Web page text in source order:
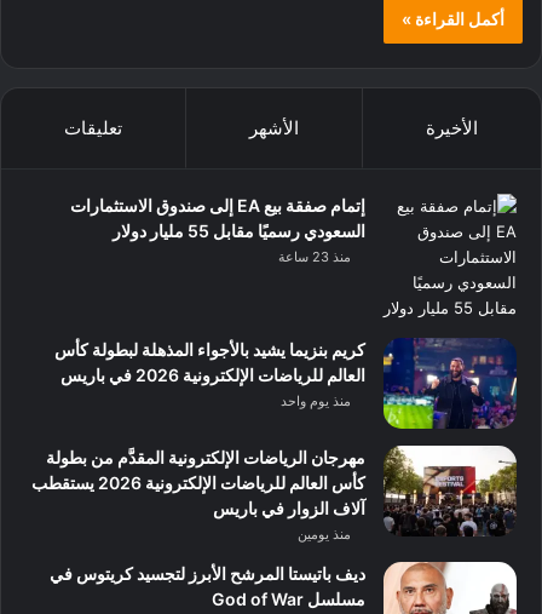
أكمل القراءة »
الأخيرة الأشهر تعليقات
إتمام صفقة بيع EA إلى صندوق الاستثمارات
السعودي رسميًا مقابل 55 مليار دولار
منذ 23 ساعة
كريم بنزيما يشيد بالأجواء المذهلة لبطولة كأس
العالم للرياضات الإلكترونية 2026 في باريس
منذ يوم واحد
مهرجان الرياضات الإلكترونية المقدَّم من بطولة
كأس العالم للرياضات الإلكترونية 2026 يستقطب
آلاف الزوار في باريس
منذ يومين
ديف باتيستا المرشح الأبرز لتجسيد كريتوس في
مسلسل God of War